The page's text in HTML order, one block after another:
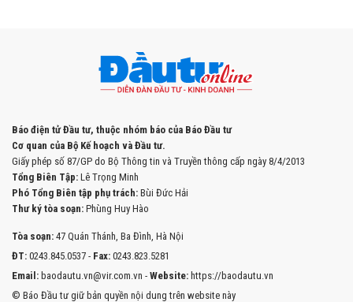
Báo điện tử Đầu tư, thuộc nhóm báo của Báo Đầu tư
Cơ quan của Bộ Kế hoạch và Đầu tư.
Giấy phép số 87/GP do Bộ Thông tin và Truyền thông cấp ngày 8/4/2013
Tổng Biên Tập: Lê Trọng Minh
Phó Tổng Biên tập phụ trách: Bùi Đức Hải
Thư ký tòa soạn: Phùng Huy Hào
Tòa soạn: 47 Quán Thánh, Ba Đình, Hà Nội
ĐT: 0243.845.0537 - Fax: 0243.823.5281
Email: baodautu.vn@vir.com.vn - Website: https://baodautu.vn
© Báo Đầu tư giữ bản quyền nội dung trên website này